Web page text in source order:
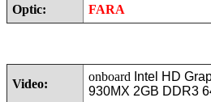
Optic: FARA
Video:
onboard Intel HD
930MX 2GB DDR3